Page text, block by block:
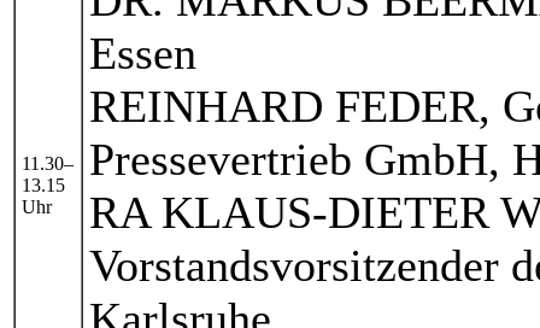
11.30–
13.15
Uhr
Essen
REINHARD FEDER,
Pressevertrieb GmbH,
RA KLAUS-DIETER
Vorstandsvorsitzender